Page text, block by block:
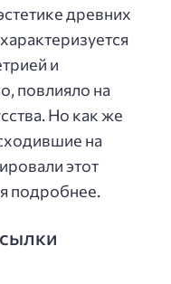
древних
и
повлияло на
Но как же
на
этот
подробнее.